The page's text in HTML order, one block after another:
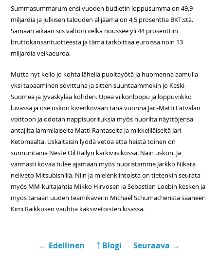
Summasummarum ensi vuoden budjetin loppusumma on 49,9
miljardia ja julkisen talouden alijäämä on 4,5 prosenttia BKT:stä.
Samaan aikaan siis valtion velka noussee yli 44 prosenttiin
bruttokansantuotteesta ja tämä tarkoittaa euroissa noin 13
miljardia velkaeuroa.
Mutta nyt kello jo kohta lähellä puoltayötä ja huomenna aamulla
yksi tapaaminen sovittuna ja sitten suuntaammekin jo Keski-
Suomea ja Jyväskylää kohden. Upea viikonloppu ja loppuviikko
luvassa ja itse uskon kivenkovaan tänä vuonna Jari-Matti Latvalan
voittoon ja odotan nappisuorituksia myös nuorilta näyttöjensä
antajilta lammilaiselta Matti Rantaselta ja mikkeliläiseltä Jari
Ketomaalta. Uskaltaisin lyödä vetoa että heistä toinen on
sunnuntaina Neste Oil Rallyn kärkiviisikossa. Näin uskon. Ja
varmasti kovaa tulee ajamaan myös nuoristamme Jarkko Nikara
neliveto Mitsubishillä. Niin ja mielenkiintoista on tietenkin seurata
myös MM-kultajahtia Mikko Hirvosen ja Sebastien Loebin kesken ja
myös tänään uuden teamikaverin Michael Schumacherista saaneen
Kimi Räikkösen vauhtia kaksivetoisten kisassa.
← Edellinen ￪ Blogi Seuraava →